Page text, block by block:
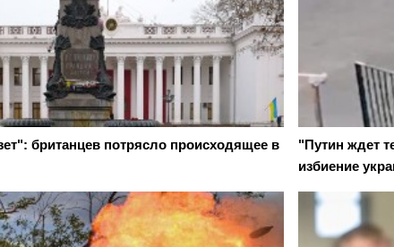
британцев потрясло происходящее в
"Путин ждет
избиение